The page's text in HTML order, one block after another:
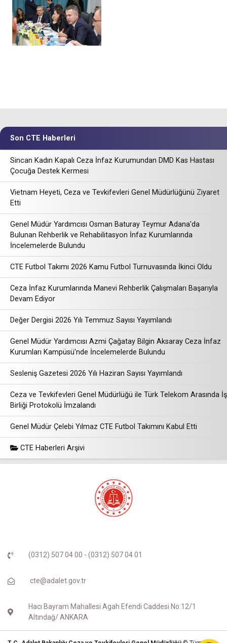
Son CTE Haberleri
Sincan Kadın Kapalı Ceza İnfaz Kurumundan DMD Kas Hastası
Çocuğa Destek Kermesi
Vietnam Heyeti, Ceza ve Tevkifevleri Genel Müdürlüğünü Ziyaret
Etti
Genel Müdür Yardımcısı Osman Baturay Teymur Adana'da
Bulunan Rehberlik ve Rehabilitasyon İnfaz Kurumlarında
İncelemelerde Bulundu
CTE Futbol Takımı 2026 Kamu Futbol Turnuvasında İkinci Oldu
Ceza İnfaz Kurumlarında Manevi Rehberlik Çalışmaları Başarıyla
Devam Ediyor
Değer Dergisi 2026 Yılı Temmuz Sayısı Yayımlandı
Genel Müdür Yardımcısı Azmi Çağatay Bilgin Aksaray Ceza İnfaz
Kurumları Kampüsü'nde İncelemelerde Bulundu
Sesleniş Gazetesi 2026 Yılı Haziran Sayısı Yayımlandı
Ceza ve Tevkifevleri Genel Müdürlüğü ile Türk Telekom Arasında İş
Birliği Protokolü İmzalandı
Genel Müdür Çelebi Yılmaz CTE Futbol Takımını Kabul Etti
CTE Haberleri Arşivi
(0312) 507 04 00 - (0312) 507 04 01
cte@adalet.gov.tr
Hacı Bayram Mahallesi Agah Efendi Caddesi No:12/1
Altındağ/ ANKARA